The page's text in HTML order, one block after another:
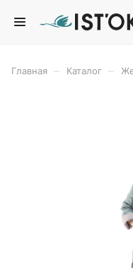
Главная Каталог